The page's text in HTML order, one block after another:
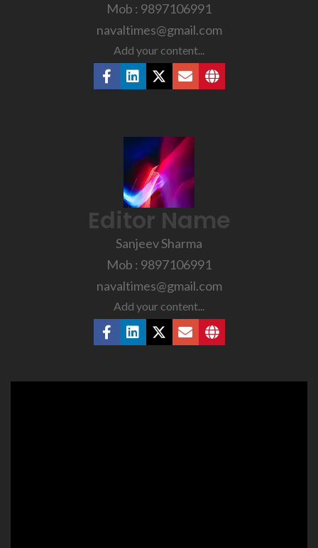
Mob : 9897106991
navaltimes@gmail.com
Add your content...
Editor Name
Sanjeev Sharma
Mob : 9897106991
navaltimes@gmail.com
Add your content...